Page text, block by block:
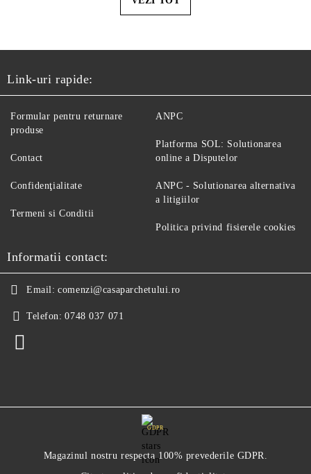
Link-uri rapide:
Formular pentru returnare
produse
Contact
Confidenţialitate
Termeni si Conditii
ANPC
Platforma SOL: Solutionarea
online a Disputelor
ANPC - Solutionarea alternativa
a litigiilor
Politica privind fisierele cookies
Informatii contact:
Email: comenzi@casaparchetului.ro
Telefon: 0748 037 071
GDPR
Magazinul nostru respecta 100% prevederile GDPR.